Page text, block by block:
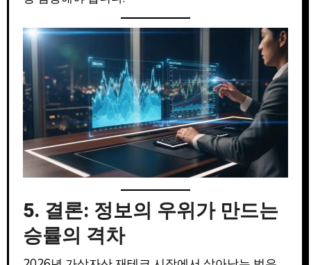
5. 결론: 정보의 우위가 만드는
승률의 격차